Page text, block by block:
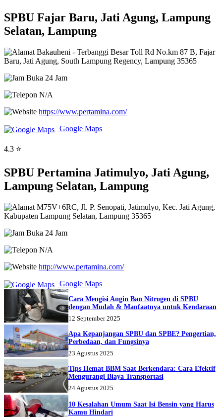
SPBU Fajar Baru, Jati Agung, Lampung
Selatan, Lampung
Bakauheni - Terbanggi Besar Toll Rd No.km 87 B, Fajar
Baru, Jati Agung, South Lampung Regency, Lampung 35365
Buka 24 Jam
N/A
https://www.pertamina.com/
Google Maps
4.3 ⭐
SPBU Pertamina Jatimulyo, Jati Agung,
Lampung Selatan, Lampung
M75V+6RC, Jl. P. Senopati, Jatimulyo, Kec. Jati Agung,
Kabupaten Lampung Selatan, Lampung 35365
Buka 24 Jam
N/A
http://www.pertamina.com/
Google Maps
Cara Mengisi Angin Ban Nitrogen di SPBU
dengan Mudah & Manfaatnya untuk Kendaraan
12 September 2025
Apa Kepanjangan SPBU dan SPBE? Pengertian,
Perbedaan, dan Fungsinya
23 Agustus 2025
Tips Hemat BBM Saat Berkendara: Cara Efektif
Mengurangi Biaya Transportasi
24 Agustus 2025
10 Kesalahan Umum Saat Isi Bensin yang Harus
Kamu Hindari